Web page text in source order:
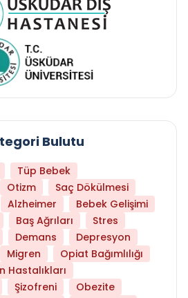
Bulutu
Tüp Bebek
Otizm
Saç Dökülmesi
Alzheimer
Bebek Gelişimi
Baş Ağrıları
Stres
Demans
Depresyon
Migren
Opiat Bağımlılığı
Hastalıkları
Şizofreni
Obezite